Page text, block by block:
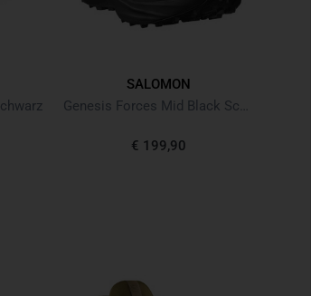
SALOMON
€ 199,90